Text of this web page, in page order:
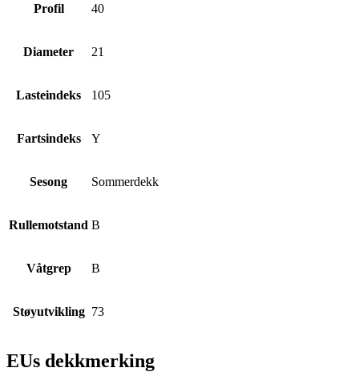
Profil 40
Diameter 21
Lasteindeks 105
Fartsindeks Y
Sesong Sommerdekk
Rullemotstand B
Våtgrep B
Støyutvikling 73
EUs dekkmerking